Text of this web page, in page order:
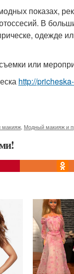
показах,
В
одежде
или
http://
макияж Модный макияж и